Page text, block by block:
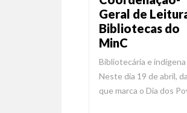
Geral de
Bibliotecas do
MinC
Bibliotecária e indígena
Neste dia 19 de abril,
que marca o Dia dos